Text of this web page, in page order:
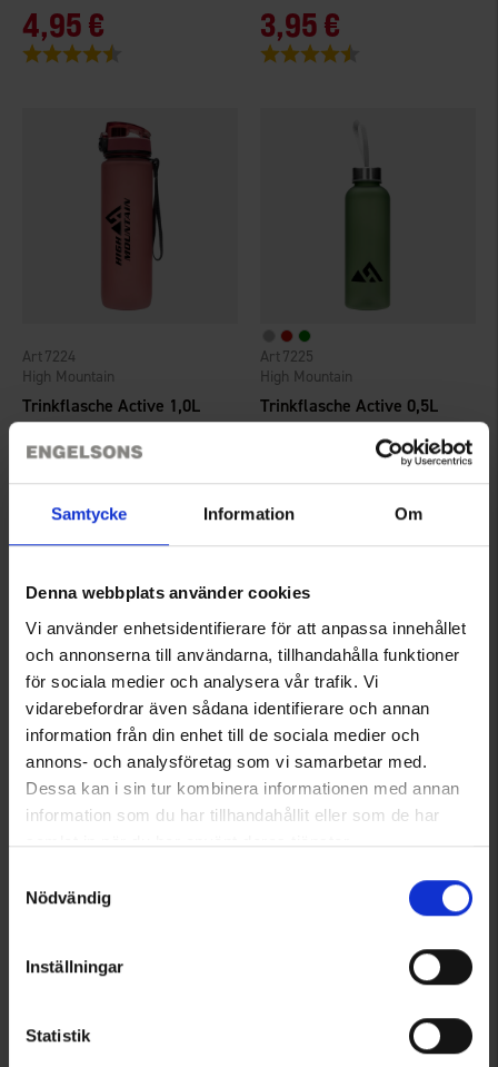
Samtycke Information Om
Denna webbplats använder cookies
Vi använder enhetsidentifierare för att anpassa innehållet
och annonserna till användarna, tillhandahålla funktioner
för sociala medier och analysera vår trafik. Vi
vidarebefordrar även sådana identifierare och annan
information från din enhet till de sociala medier och
annons- och analysföretag som vi samarbetar med.
Dessa kan i sin tur kombinera informationen med annan
information som du har tillhandahållit eller som de har
samlat in när du har använt deras tjänster.
Nödvändig
Inställningar
Statistik
4,95 €
Bewertung:
3,95 €
Bewertung:
Trinkflasche Active 1,0L
High Mountain
7224
5,95 €
Trinkflasche Active 0,5L
High Mountain
7225
4.5 von 5 Sternen
Thermosflasche Ätran 0,5L
High Mountain
2564
Thermosflasche Ätran 0,75L
High Mountain
2565
4.6 von 5 Sternen